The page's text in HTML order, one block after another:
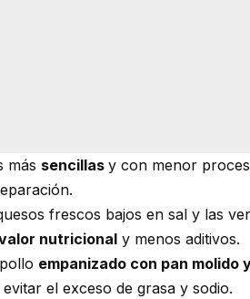
más sencillas y con menor
frescos bajos en sal y las
nutricional y menos aditivos.
empanizado con pan molido
el exceso de grasa y sodio.